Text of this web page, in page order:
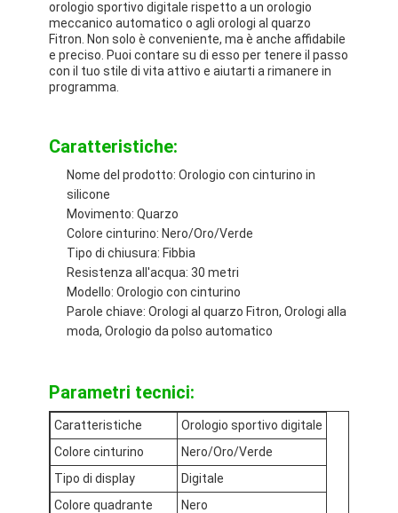
Casa.
Chi Siamo
Visita alla fabbrica
Controllo di qualità
orologio sportivo digitale rispetto a un orologio
meccanico automatico o agli orologi al quarzo
Fitron. Non solo è conveniente, ma è anche affidabile
e preciso. Puoi contare su di esso per tenere il passo
con il tuo stile di vita attivo e aiutarti a rimanere in
programma.
Caratteristiche:
Nome del prodotto: Orologio con cinturino in
silicone
Movimento: Quarzo
Colore cinturino: Nero/Oro/Verde
Tipo di chiusura: Fibbia
Resistenza all'acqua: 30 metri
Modello: Orologio con cinturino
Parole chiave: Orologi al quarzo Fitron, Orologi alla
moda, Orologio da polso automatico
Parametri tecnici:
Caratteristiche
Orologio sportivo digitale
Colore cinturino
Nero/Oro/Verde
Tipo di display
Digitale
Colore quadrante
Nero